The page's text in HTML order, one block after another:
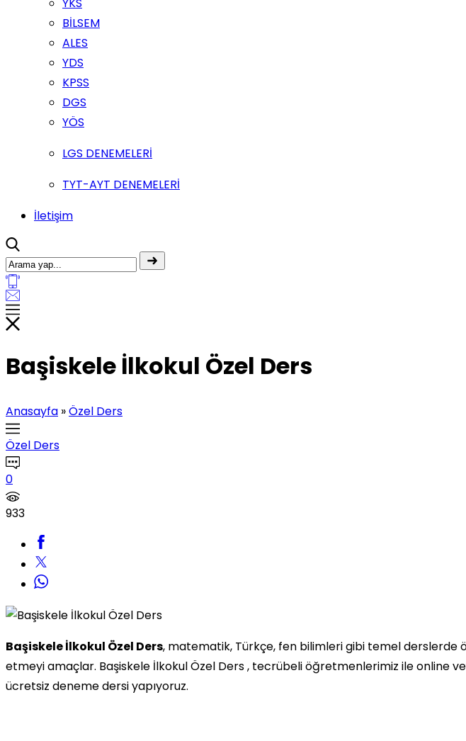
BİLSEM
ALES
YDS
KPSS
DGS
YÖS
LGS DENEMELERİ
TYT-AYT DENEMELERİ
İletişim
Başiskele İlkokul Özel Ders
Anasayfa »Özel Ders
Özel Ders
0
933
Başiskele İlkokul Özel Ders, matematik, Türkçe, fen bilimleri gibi temel
etmeyi amaçlar. Başiskele İlkokul Özel Ders , tecrübeli öğretmenlerimiz ile online
ücretsiz deneme dersi yapıyoruz.